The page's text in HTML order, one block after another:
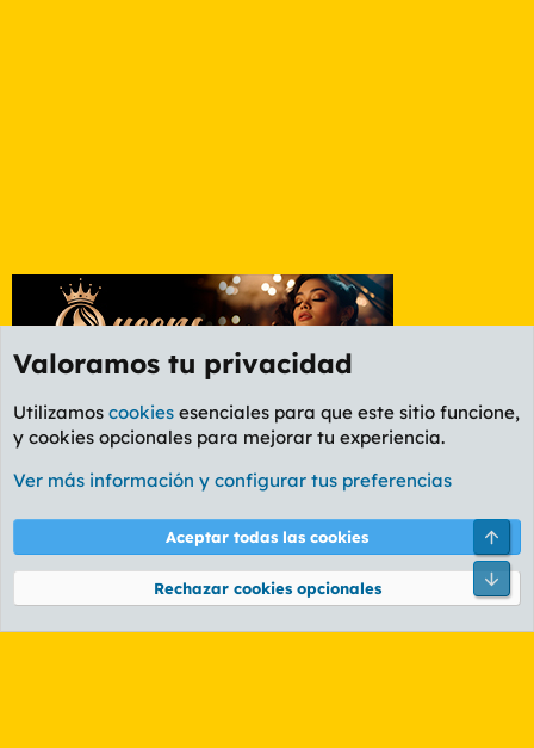
Etiquetas
Cookies
PL OLDSTYLE AMARILLO
Términos y reglas Política de privacidad Ayuda
Community platform by XenForo® © 2010-2026 XenForo Ltd.
Valoramos tu privacidad
Utilizamos cookies esenciales para que este sitio funcione,
y cookies opcionales para mejorar tu experiencia.
Ver más información y configurar tus preferencias
Aceptar todas las cookies
Rechazar cookies opcionales
Pie